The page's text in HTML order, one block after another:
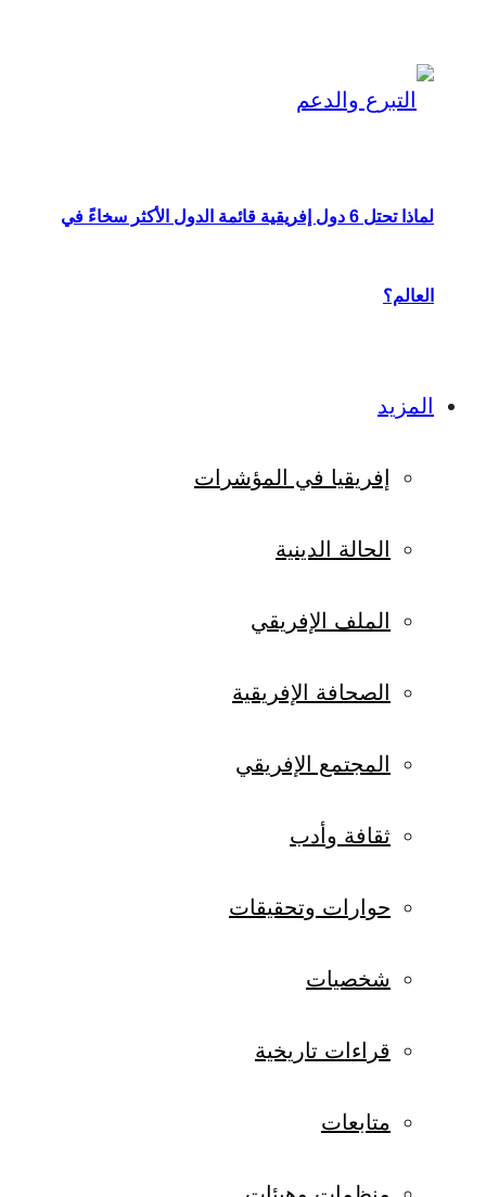
لماذا تحتل 6 دول إفريقية قائمة الدول الأكثر سخاءً في
العالم؟
المزيد
إفريقيا في المؤشرات
الحالة الدينية
الملف الإفريقي
الصحافة الإفريقية
المجتمع الإفريقي
ثقافة وأدب
حوارات وتحقيقات
شخصيات
قراءات تاريخية
متابعات